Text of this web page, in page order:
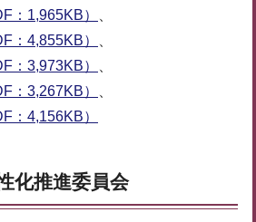
：1,965KB）
：4,855KB）
：3,973KB）
：3,267KB）
：4,156KB）
化推進委員会